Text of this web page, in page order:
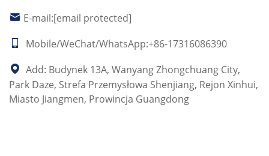
E-mail:[email protected]
Mobile/WeChat/WhatsApp:+86-17316086390
Add: Budynek 13A, Wanyang Zhongchuang City,
Park Daze, Strefa Przemysłowa Shenjiang, Rejon Xinhui,
Miasto Jiangmen, Prowincja Guangdong